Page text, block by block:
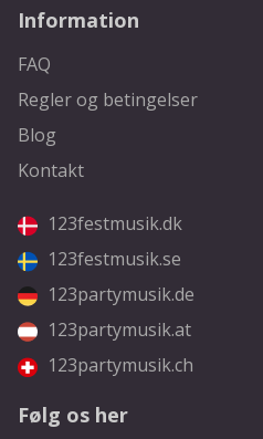
Information
FAQ
Regler og betingelser
Blog
Kontakt
123festmusik.dk
123festmusik.se
123partymusik.de
123partymusik.at
123partymusik.ch
Følg os her